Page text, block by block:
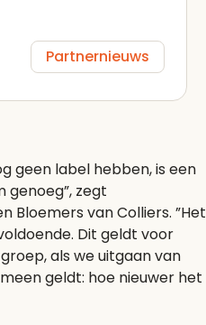
Partnernieuws
geen label hebben, is een
genoeg”, zegt
Bloemers van Colliers. ”Het
Dit geldt voor
als we uitgaan van
geldt: hoe nieuwer het